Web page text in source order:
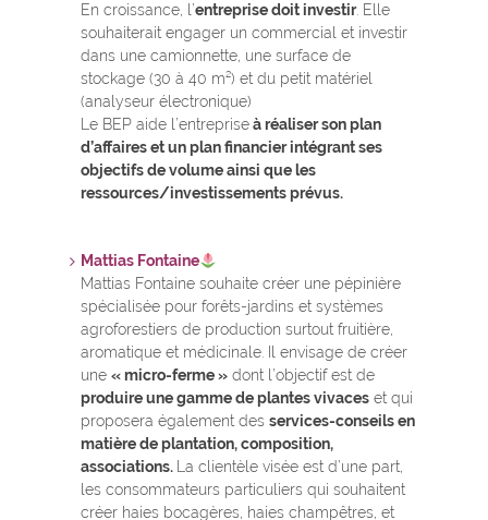
En croissance, l’entreprise doit investir. Elle
souhaiterait engager un commercial et investir
dans une camionnette, une surface de
stockage (30 à 40 m²) et du petit matériel
(analyseur électronique)
Le BEP aide l’entrepriseà réaliser son plan
d’affaires et un plan financier intégrant ses
objectifs de volume ainsi que les
ressources/investissements prévus.
Mattias Fontaine
Mattias Fontaine souhaite créer une pépinière
spécialisée pour forêts-jardins et systèmes
agroforestiers de production surtout fruitière,
aromatique et médicinale. Il envisage de créer
une « micro-ferme » dont l’objectif est de
produire une gamme de plantes vivaces et qui
proposera également des services-conseils en
matière de plantation, composition,
associations. La clientèle visée est d’une part,
les consommateurs particuliers qui souhaitent
créer haies bocagères, haies champêtres, et